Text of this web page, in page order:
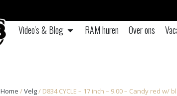
Video's & Blog RAM huren Over ons
Home /Velg/ D834 CYCLE – 17 inch – 9.00 – Candy red w/